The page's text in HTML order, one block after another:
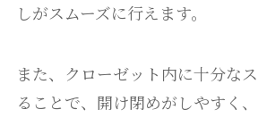
しがスムーズに行えます。
また、クローゼット内に十分な
ることで、開け閉めがしやすく